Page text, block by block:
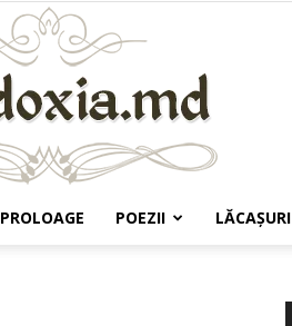
PROLOAGE POEZII LĂCAŞURI